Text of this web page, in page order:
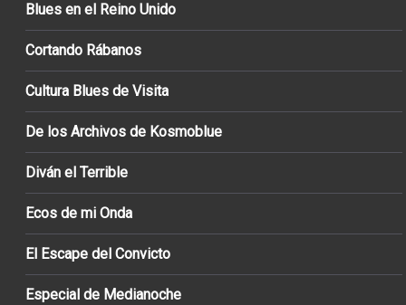
Blues en el Reino Unido
Cortando Rábanos
Cultura Blues de Visita
De los Archivos de Kosmoblue
Diván el Terrible
Ecos de mi Onda
El Escape del Convicto
Especial de Medianoche